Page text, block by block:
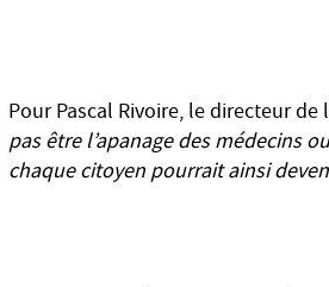
Pour Pascal Rivoire, le directeur de
pas être l’apanage des médecins
chaque citoyen pourrait ainsi